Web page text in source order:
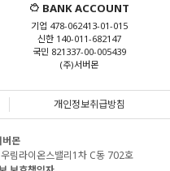
BANK ACCOUNT
기업 478-062413-01-015
신한 140-011-682147
국민 821337-00-005439
(주)서버몬
개인정보취급방침
버몬
림라이온스밸리1차 C동 702호